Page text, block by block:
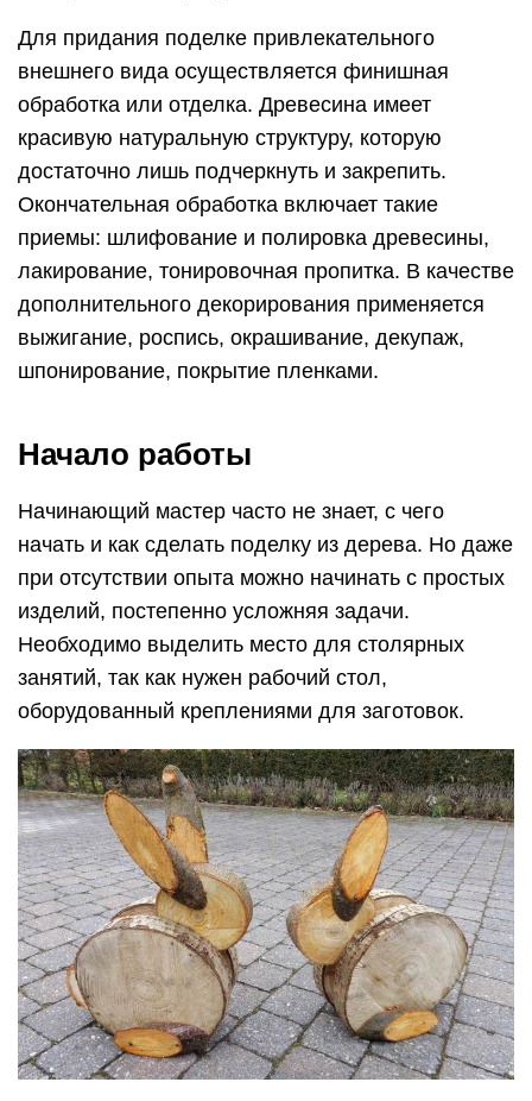
Для придания поделке привлекательного
внешнего вида осуществляется финишная
обработка или отделка. Древесина имеет
красивую натуральную структуру, которую
достаточно лишь подчеркнуть и закрепить.
Окончательная обработка включает такие
приемы: шлифование и полировка древесины,
лакирование, тонировочная пропитка. В качестве
дополнительного декорирования применяется
выжигание, роспись, окрашивание, декупаж,
шпонирование, покрытие пленками.
Начало работы
Начинающий мастер часто не знает, с чего
начать и как сделать поделку из дерева. Но даже
при отсутствии опыта можно начинать с простых
изделий, постепенно усложняя задачи.
Необходимо выделить место для столярных
занятий, так как нужен рабочий стол,
оборудованный креплениями для заготовок.